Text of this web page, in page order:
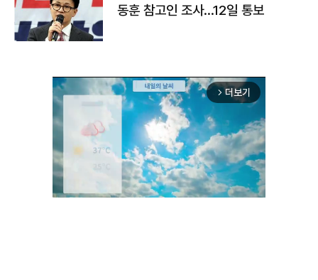
동훈 참고인 조사...12일 통보
arrow_forward_ios 더보기